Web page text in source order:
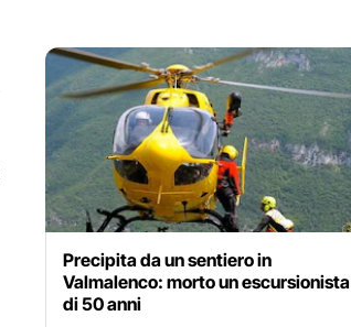
Precipita da un sentiero in
Valmalenco: morto un escursionista
di 50 anni